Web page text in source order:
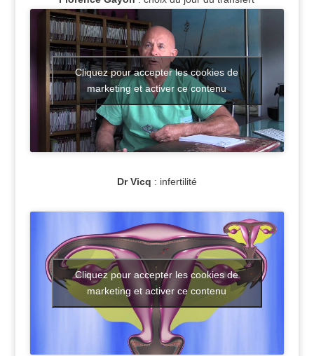
Cliquez pour accepter les cookies de
marketing et activer ce contenu
Dr Vicq : infertilité
Cliquez pour accepter les cookies de
marketing et activer ce contenu